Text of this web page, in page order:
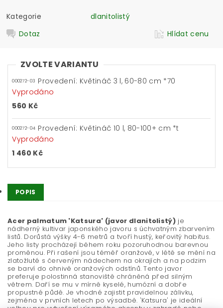
Kategorie
dlanitolistý
Dotaz
Hlídat cenu
ZVOLTE VARIANTU
000272-03 Provedení: Květináč 3 l, 60-80 cm *70
Vyprodáno
560 Kč
000272-04 Provedení: Květináč 10 l, 80-100+ cm *t
Vyprodáno
1 460 Kč
POPIS
Acer palmatum 'Katsura' (javor dlanitolistý) je
nádherný kultivar japonského javoru s úchvatným zbarvením
listů. Dorůstá výšky 4-6 metrů a tvoří hustý, keřovitý habitus.
Jeho listy procházejí během roku pozoruhodnou barevnou
proměnou. Při rašení jsou téměř oranžové, v létě se mění na
zlatožluté s červeným nádechem na okrajích a na podzim
se barví do ohnivě oranžových odstínů. Tento javor
preferuje polostinná stanoviště chráněná před silným
větrem. Daří se mu v mírně kyselé, humózní a dobře
propustné půdě. Je vhodné zajistit pravidelnou zálivku,
zejména v prvních letech po výsadbě. 'Katsura' je ideální